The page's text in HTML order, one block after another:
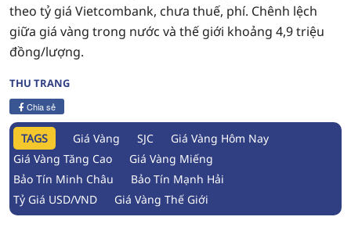
theo tỷ giá Vietcombank, chưa thuế, phí. Chênh lệch
giữa giá vàng trong nước và thế giới khoảng 4,9 triệu
đồng/lượng.
THU TRANG
Chia sẻ
TAGS Giá Vàng SJC
Giá Vàng Hôm Nay
Giá Vàng Tăng Cao
Giá Vàng Miếng
Bảo Tín Minh Châu
Bảo Tín Mạnh Hải
Tỷ Giá USD/VND
Giá Vàng Thế Giới